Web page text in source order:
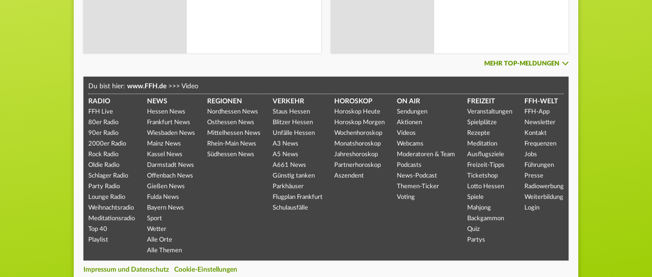
MEHR TOP-MELDUNGEN
Du bist hier: www.FFH.de >>> Video
RADIO
FFH Live
80er Radio
90er Radio
2000er Radio
Rock Radio
Oldie Radio
Schlager Radio
Party Radio
Lounge Radio
Weihnachtsradio
Meditationsradio
Top 40
Playlist
NEWS
Hessen News
Frankfurt News
Wiesbaden News
Mainz News
Kassel News
Darmstadt News
Offenbach News
Gießen News
Fulda News
Bayern News
Sport
Wetter
Alle Orte
Alle Themen
REGIONEN
Nordhessen News
Osthessen News
Mittelhessen News
Rhein-Main News
Südhessen News
VERKEHR
Staus Hessen
Blitzer Hessen
Unfälle Hessen
A3 News
A5 News
A661 News
Günstig tanken
Parkhäuser
Flugplan Frankfurt
Schulausfälle
HOROSKOP
Horoskop Heute
Horoskop Morgen
Wochenhoroskop
Monatshoroskop
Jahreshoroskop
Partnerhoroskop
Aszendent
ON AIR
Sendungen
Aktionen
Videos
Webcams
Moderatoren & Team
Podcasts
News-Podcast
Themen-Ticker
Voting
FREIZEIT
Veranstaltungen
Spielplätze
Rezepte
Meditation
Ausflugsziele
Freizeit-Tipps
Ticketshop
Lotto Hessen
Spiele
Mahjong
Backgammon
Quiz
Partys
FFH-WELT
FFH-App
Newsletter
Kontakt
Frequenzen
Jobs
Führungen
Presse
Radiowerbung
Weiterbildung
Login
Impressum und Datenschutz Cookie-Einstellungen